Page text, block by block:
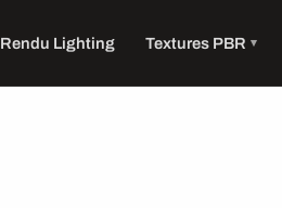
Rendu Lighting Textures PBR